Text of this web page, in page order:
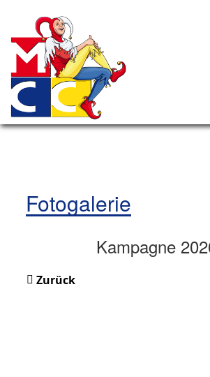
Fotogalerie
Kampagne
Zurück